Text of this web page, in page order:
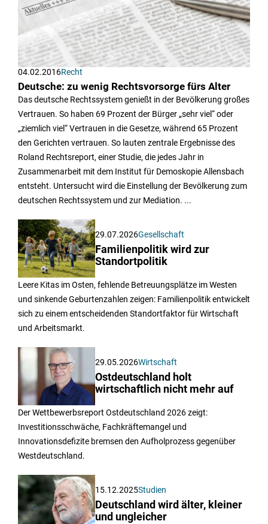
04.02.2016Recht
Deutsche: zu wenig Rechtsvorsorge fürs Alter
Das deutsche Rechtssystem genießt in der Bevölkerung großes
Vertrauen. So haben 69 Prozent der Bürger „sehr viel“ oder
„ziemlich viel“ Vertrauen in die Gesetze, während 65 Prozent
den Gerichten vertrauen. So lauten zentrale Ergebnisse des
Roland Rechtsreport, einer Studie, die jedes Jahr in
Zusammenarbeit mit dem Institut für Demoskopie Allensbach
entsteht. Untersucht wird die Einstellung der Bevölkerung zum
deutschen Rechtssystem und zur Mediation. ...
29.07.2026Gesellschaft
Familienpolitik wird zur
Standortpolitik
Leere Kitas im Osten, fehlende Betreuungsplätze im Westen
und sinkende Geburtenzahlen zeigen: Familienpolitik entwickelt
sich zu einem entscheidenden Standortfaktor für Wirtschaft
und Arbeitsmarkt.
29.05.2026Wirtschaft
Ostdeutschland holt
wirtschaftlich nicht mehr auf
Der Wettbewerbsreport Ostdeutschland 2026 zeigt:
Investitionsschwäche, Fachkräftemangel und
Innovationsdefizite bremsen den Aufholprozess gegenüber
Westdeutschland.
15.12.2025Studien
Deutschland wird älter, kleiner
und ungleicher